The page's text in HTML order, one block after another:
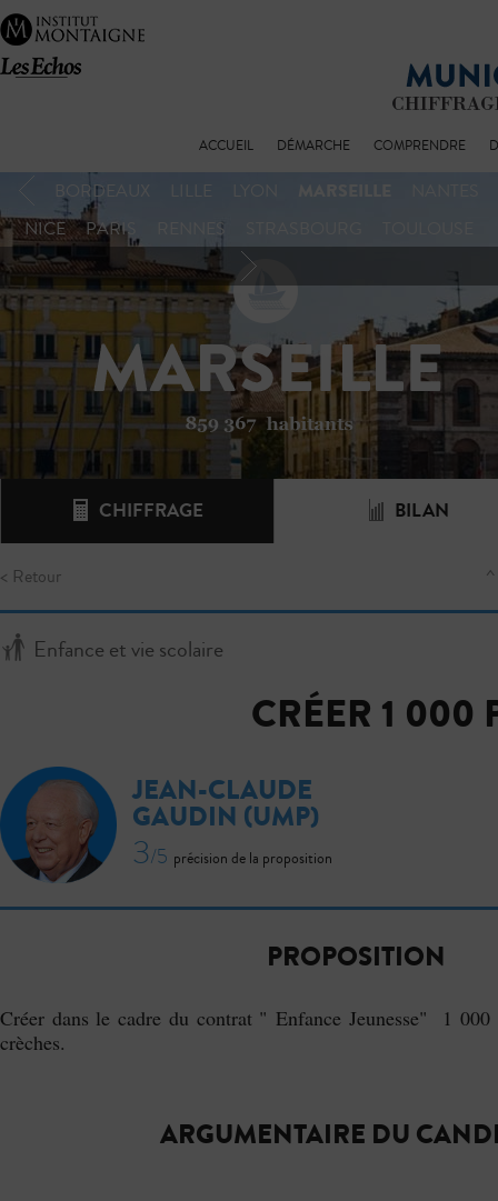
ACCUEIL DÉMARCHE COMPRENDRE
BORDEAUX LILLE
NICE
PARIS RENNES
CHIFFRAGE BILAN
< Retour
Enfance et vie scolaire
CRÉER 1 000
JEAN-CLAUDE
GAUDIN (UMP)
3/5 précision de la proposition
PROPOSITION
Créer dans le cadre du contrat " Enfance Jeunesse" 1 000
crèches.
ARGUMENTAIRE DU